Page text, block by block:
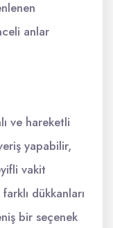
anlar
ve hareketli
yapabilir,
vakit
dükkanları
bir seçenek